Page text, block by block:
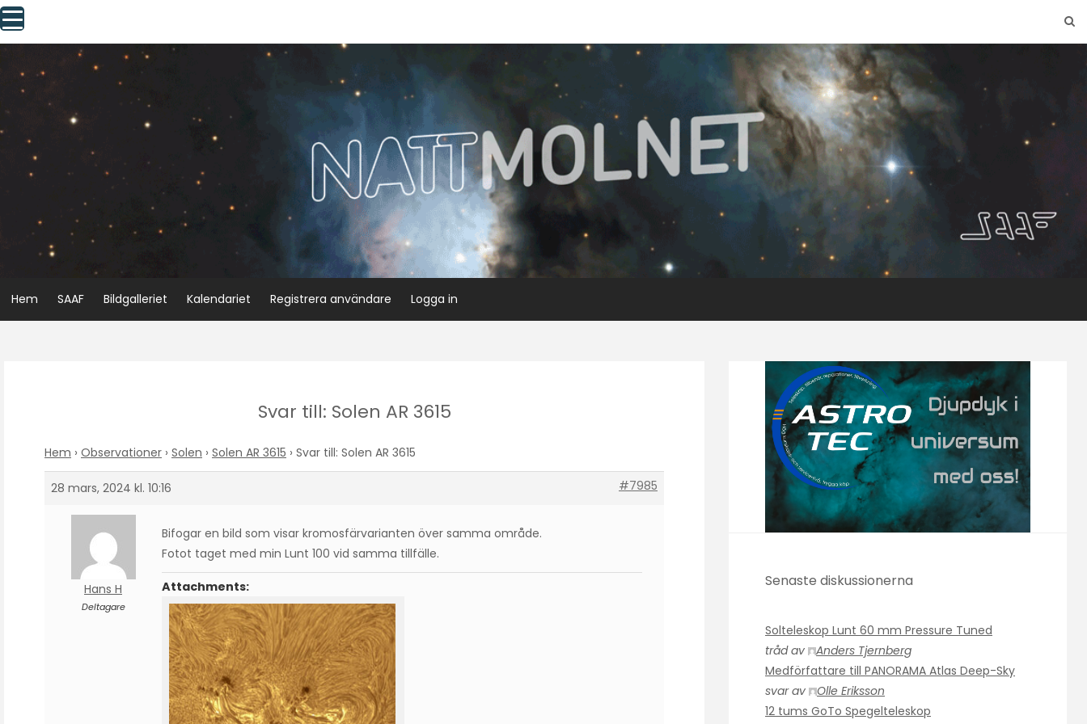
Skip
to
content
Hem SAAF Bildgalleriet Kalendariet Registrera användare Logga in
Svar till: Solen AR 3615
Hem › Observationer › Solen › Solen AR 3615 › Svar till: Solen AR 3615
28 mars, 2024 kl. 10:16 #7985
Hans H
Deltagare
Bifogar en bild som visar kromosfärvarianten över samma område.
Fotot taget med min Lunt 100 vid samma tillfälle.
Attachments: Senaste diskussionerna
Solteleskop Lunt 60 mm Pressure Tuned
tråd av
Anders Tjernberg
Medförfattare till PANORAMA Atlas Deep-Sky
svar av
Olle Eriksson
12 tums GoTo Spegelteleskop